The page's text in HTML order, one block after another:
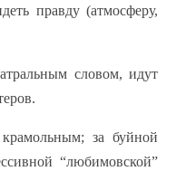
правду (атмосферу,
словом, идут
за буйной
“любимовской”